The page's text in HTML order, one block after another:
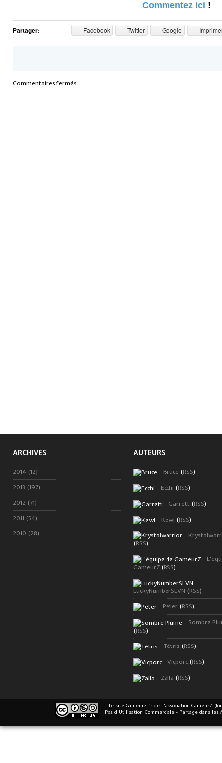
Commentez ici !
Partager: Facebook Twitter Google
Commentaires fermés.
ARCHIVES
2014 (12)
2013 (197)
2012 (71)
2011 (54)
2010 (28)
AUTEURS
Bruce (RSS)
Ecchi (RSS)
Garrett (RSS)
Kewl (RSS)
(RSS)
GameurZ (RSS)
LuckyNumberSLVN (RSS)
Peter (RSS)
Sombre
(RSS)
Tétris (RSS)
Vicporc (RSS)
Zalla (RSS)
Le site Gameurz.fr de L'association GameurZ (loi
Pas d’Utilisation Commerciale - Partage dans